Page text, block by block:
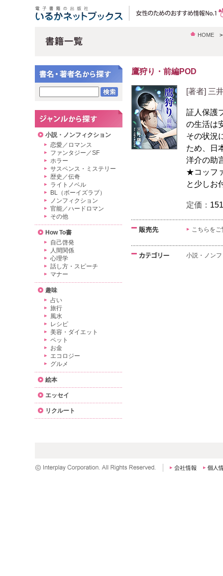
HOME
鷹狩り・前編POD
[著者] 三
証人保護
の生活は
その状況
ため、日
洋介の助
★コッフ
と少しお
定価：
こちらを
小説・ノン
小説・ノンフィクション
恋愛／ロマンス
ファンタジー／SF
ホラー
サスペンス・ミステリー
歴史／伝奇
ライトノベル
BL（ボーイズラブ）
ノンフィクション
官能／ハードロマン
その他
How To書
自己啓発
人間関係
心理学
話し方・スピーチ
マナー
趣味
占い
旅行
風水
レシピ
美容・ダイエット
ペット
お金
エコロジー
グルメ
絵本
エッセイ
リクルート